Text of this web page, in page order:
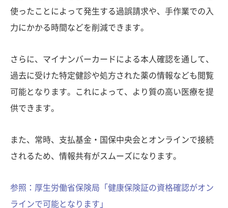
使ったことによって発生する過誤請求や、手作業での入
力にかかる時間などを削減できます。
さらに、マイナンバーカードによる本人確認を通して、
過去に受けた特定健診や処方された薬の情報なども閲覧
可能となります。これによって、より質の高い医療を提
供できます。
また、常時、支払基金・国保中央会とオンラインで接続
されるため、情報共有がスムーズになります。
参照：厚生労働省保険局「健康保険証の資格確認がオン
ラインで可能となります」